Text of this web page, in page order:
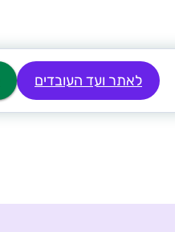
לאתר ועד העובדים